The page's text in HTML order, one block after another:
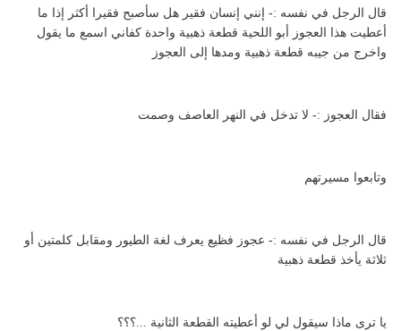
قال الرجل في نفسه :- إنني إنسان فقير هل سأصبح فقيرا أكثر إذا ما
أعطيت هذا العجوز أبو اللحية قطعة ذهبية واحدة كفاني اسمع ما يقول
واخرج من جيبه قطعة ذهبية ومدها إلى العجوز
فقال العجوز :- لا تدخل في النهر العاصف وصمت
وتابعوا مسيرتهم
قال الرجل في نفسه :- عجوز فظيع يعرف لغة الطيور ومقابل كلمتين أو
ثلاثة يأخذ قطعة ذهبية
يا ترى ماذا سيقول لي لو أعطيته القطعة الثانية ...؟؟؟